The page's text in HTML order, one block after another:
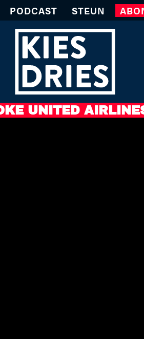
PODCAST STEUN
UNITED